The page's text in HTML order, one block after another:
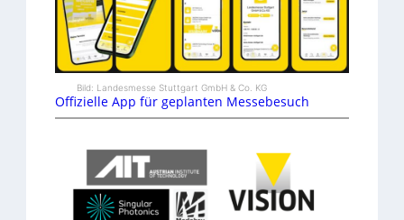
Bild: Landesmesse Stuttgart GmbH & Co. KG
Offizielle App für geplanten Messebesuch